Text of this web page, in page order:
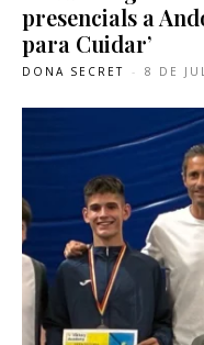
presencials a
para Cuidar’
DONA SECRET - 8 DE